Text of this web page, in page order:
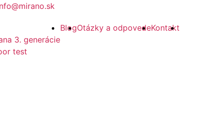
3. generácie
test
BlogOtázky a odpovedeKontakt